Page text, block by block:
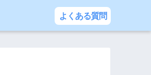
よくある質問